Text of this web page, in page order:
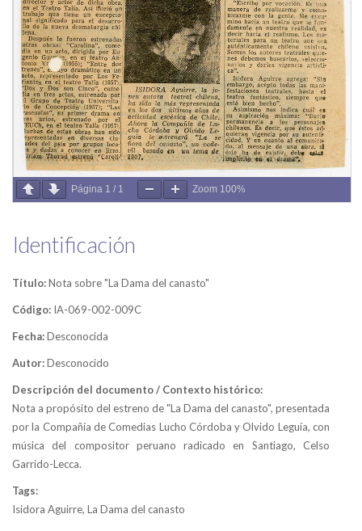
Página 1 / 1 Zoom 100%
Identificación
Título:Nota sobre "La Dama del canasto"
Código: IA-069-002-009C
Fecha:Desconocida
Autor:Desconocido
Descripción del documento / Contexto histórico:
Nota a propósito del estreno de "La Dama del canasto", presentada
por la Compañía de Comedias Lucho Córdoba y Olvido Leguía, con
música del compositor peruano radicado en Santiago, Celso
Garrido-Lecca.
Tags:
Isidora Aguirre, La Dama del canasto